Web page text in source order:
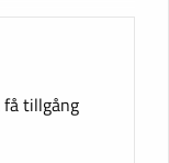
tillgång